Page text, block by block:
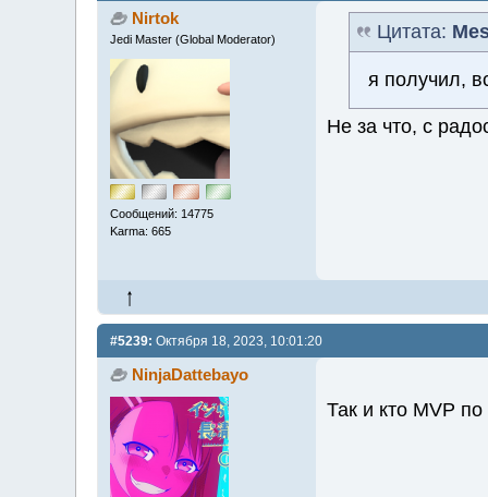
Nirtok
Jedi Master (Global Moderator)
Сообщений: 14775
Karma: 665
Цитата:
я получил,
Не за что, с
#5239: Октября 18, 2023, 10:01:20
NinjaDattebayo
Так и кто MVP